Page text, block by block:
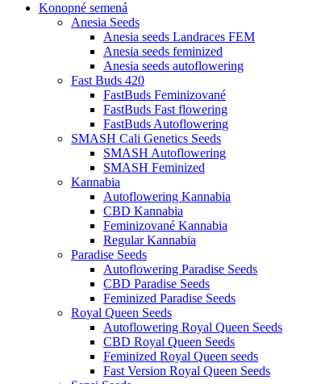
Konopné semená
Anesia Seeds
Anesia seeds Landraces FEM
Anesia seeds feminized
Anesia seeds autoflowering
Fast Buds 420
FastBuds Feminizované
FastBuds Fast flowering
FastBuds Autoflowering
SMASH Cali Genetics Seeds
SMASH Autoflowering
SMASH Feminized
Kannabia
Autoflowering Kannabia
CBD Kannabia
Feminizované Kannabia
Regular Kannabia
Paradise Seeds
Autoflowering Paradise Seeds
CBD Paradise Seeds
Feminized Paradise Seeds
Royal Queen Seeds
Autoflowering Royal Queen Seeds
CBD Royal Queen Seeds
Feminized Royal Queen seeds
Fast Version Royal Queen Seeds